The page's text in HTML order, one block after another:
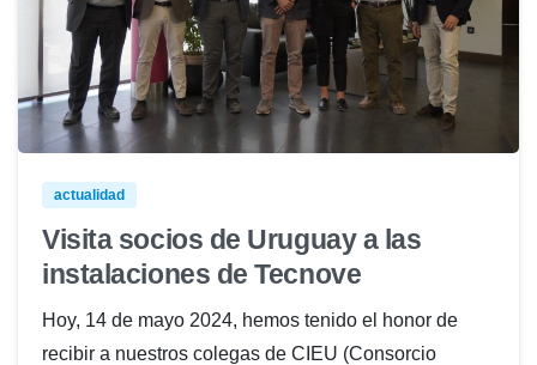
actualidad
Visita socios de Uruguay a las
instalaciones de Tecnove
Hoy, 14 de mayo 2024, hemos tenido el honor de
recibir a nuestros colegas de CIEU (Consorcio